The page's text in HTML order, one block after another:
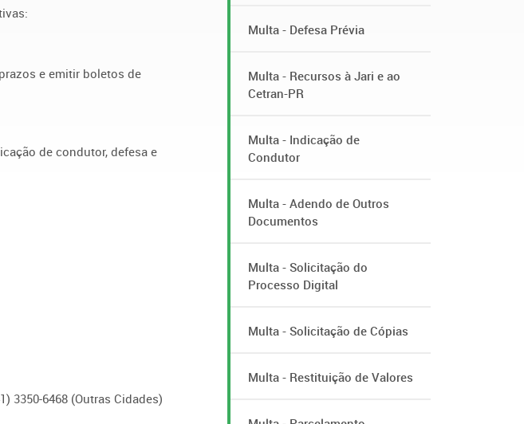
e emitir boletos de
de condutor, defesa e
3350-6468 (Outras Cidades)
Multa - Defesa Prévia
Multa - Recursos à Jari e ao
Cetran-PR
Multa - Indicação de
Condutor
Multa - Adendo de Outros
Documentos
Multa - Solicitação do
Processo Digital
Multa - Solicitação de Cópias
Multa - Restituição de Valores